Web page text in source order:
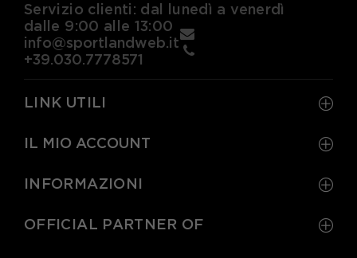
Servizio clienti: dal lunedì a venerdì
dalle 9:00 alle 13:00
info@sportlandweb.it
+39.030.7778571
LINK UTILI
IL MIO ACCOUNT
INFORMAZIONI
OFFICIAL PARTNER OF